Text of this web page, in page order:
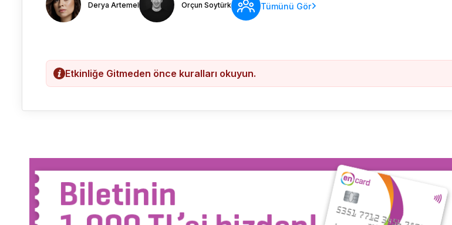
Derya Artemel Orçun Soytürk Tümünü Gör
Etkinliğe Gitmeden önce kuralları okuyun.